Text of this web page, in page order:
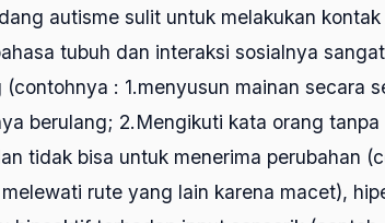
autisme sulit untuk melakukan
tubuh dan interaksi sosialnya
: 1.menyusun mainan secara
berulang; 2.Mengikuti kata orang
tidak bisa untuk menerima perubahan
rute yang lain karena macet),